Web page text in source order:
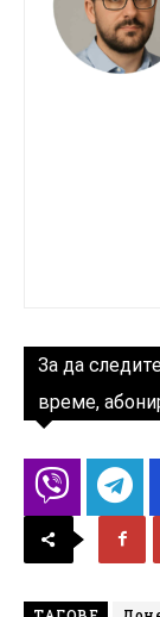
За да
време,